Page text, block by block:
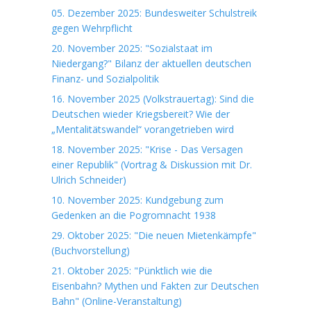
05. Dezember 2025: Bundesweiter Schulstreik
gegen Wehrpflicht
20. November 2025: "Sozialstaat im
Niedergang?" Bilanz der aktuellen deutschen
Finanz- und Sozialpolitik
16. November 2025 (Volkstrauertag): Sind die
Deutschen wieder Kriegsbereit? Wie der
„Mentalitätswandel“ vorangetrieben wird
18. November 2025: "Krise - Das Versagen
einer Republik" (Vortrag & Diskussion mit Dr.
Ulrich Schneider)
10. November 2025: Kundgebung zum
Gedenken an die Pogromnacht 1938
29. Oktober 2025: "Die neuen Mietenkämpfe"
(Buchvorstellung)
21. Oktober 2025: "Pünktlich wie die
Eisenbahn? Mythen und Fakten zur Deutschen
Bahn" (Online-Veranstaltung)